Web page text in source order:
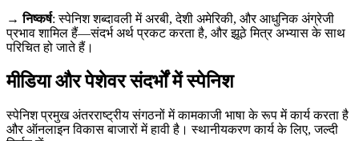
→निष्कर्ष: स्पेनिश शब्दावली में अरबी, देशी अमेरिकी, और आधुनिक अंग्रेजी
प्रभाव शामिल हैं—संदर्भ अर्थ प्रकट करता है, और झूठे मित्र अभ्यास के साथ
परिचित हो जाते हैं।
मीडिया और पेशेवर संदर्भों में स्पेनिश
स्पेनिश प्रमुख अंतरराष्ट्रीय संगठनों में कामकाजी भाषा के रूप में कार्य करता है
और ऑनलाइन विकास बाजारों में हावी है। स्थानीयकरण कार्य के लिए, जल्दी